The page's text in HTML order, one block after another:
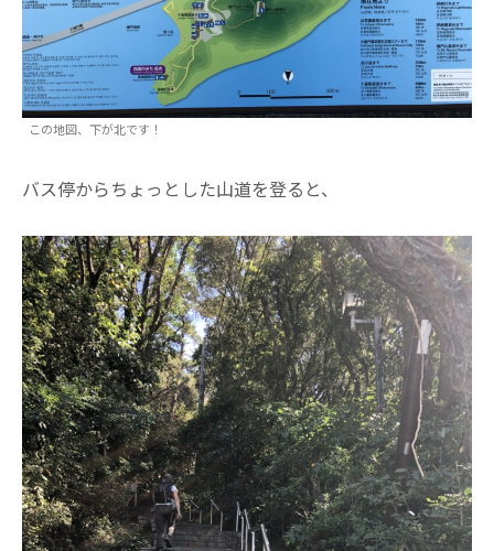
この地図、下が北です！
バス停からちょっとした山道を登ると、